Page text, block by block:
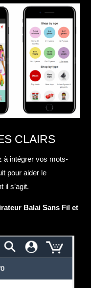
CLAIRS
à intégrer vos mots-
pour aider le
il s’agit.
Balai Sans Fil et